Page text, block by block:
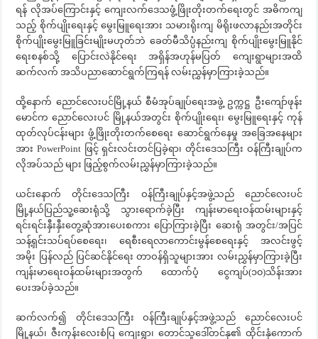
ရန် လိုအပ်ကြောင်းနှင့် ကျေးလက်ဒေသဖွံ့ဖြိုးတိုးတက်ရေးတွင် အဓိကကျ
သည့် စိုက်ပျိုးရေးနှင့် မွေးမြူရေးအား သမားရိုးကျ မိရိုးဖလာနည်းအတိုင်း
စိုက်ပျိုးမွေးမြူခြင်းမျိုးမဟုတ်ဘဲ ခေတ်မီသိပ္ပံနည်းကျ စိုက်ပျိုးမွေးမြူနိုင်
ရေးစနစ်သို့ ပြောင်းလဲနိုင်ရေး အရှိန်အဟုန်မပြတ် ကျေးရွာများအထိ
ဆက်လက် အသိပညာဆောင်ရွက်ကြရန် လမ်းညွှန်မှာကြားခဲ့သည်။
ထို့နောက် ညောင်လေးပင်မြို့နယ် စီမံအုပ်ချုပ်ရေးအဖွဲ့ ဥက္ကဋ္ဌ ဦးကျော်ဖုန်း
မောင်က ညောင်လေးပင် မြို့နယ်အတွင်း စိုက်ပျိုးရေး၊ မွေးမြူရေးနှင့် ကုန်
ထုတ်လုပ်ငန်းများ ဖွံ့ဖြိုးတိုးတက်စေရေး ဆောင်ရွက်နေမှု အခြေအနေများ
အား PowerPoint ဖြင့် ရှင်းလင်းတင်ပြခဲ့ရာ၊ တိုင်းဒေသကြီး ဝန်ကြီးချုပ်က
လိုအပ်သည် များ ဖြည့်စွက်လမ်းညွှန်မှာကြားခဲ့သည်။
ယင်းနောက် တိုင်းဒေသကြီး ဝန်ကြီးချုပ်နှင့်အဖွဲ့သည် ညောင်လေးပင်
မြို့နယ်ပြည်သူ့ဆေးရုံသို့ သွားရောက်ခဲ့ပြီး ကျန်းမာရေးဝန်ထမ်းများနှင့်
ရင်းရင်းနှီးနှီးတွေ့ဆုံအားပေးစကား ပြောကြားခဲ့ပြီး ဆေးရုံ အတွင်း/အပြင်
သန့်ရှင်းသပ်ရပ်စေရေး၊ ရေစီးရေလာကောင်းမွန်စေရေးနှင့် အလင်းဖွင့်
အမိုး ပြန်လည် ပြင်ဆင်နိုင်ရေး တာဝန်ရှိသူများအား လမ်းညွှန်မှာကြားခဲ့ပြီး
ကျန်းမာရေးဝန်ထမ်းများအတွက် ထောက်ပံ့ ငွေကျပ်(၁၀)သိန်းအား
ပေးအပ်ခဲ့သည်။
ဆက်လက်၍ တိုင်းဒေသကြီး ဝန်ကြီးချုပ်နှင့်အဖွဲ့သည် ညောင်လေးပင်
မြို့နယ်၊ ဇီးကုန်းလေးစံပြ ကျေးရွာ၊ တောင်သူဒေါ်တင်နု၏ ထိုင်းနှံကောက်